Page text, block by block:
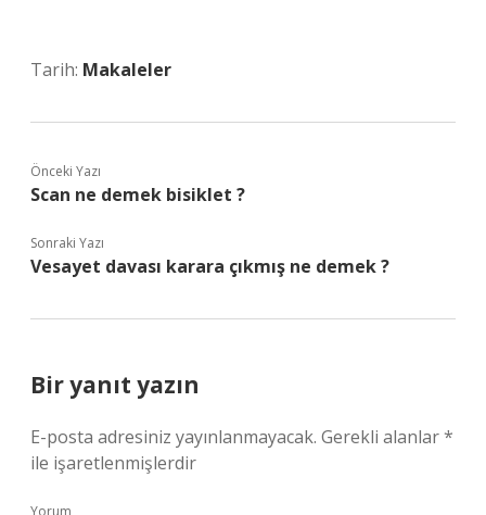
Tarih: Makaleler
Önceki Yazı
Scan ne demek bisiklet ?
Sonraki Yazı
Vesayet davası karara çıkmış ne demek ?
Bir yanıt yazın
E-posta adresiniz yayınlanmayacak. Gerekli alanlar*
ile işaretlenmişlerdir
Yorum